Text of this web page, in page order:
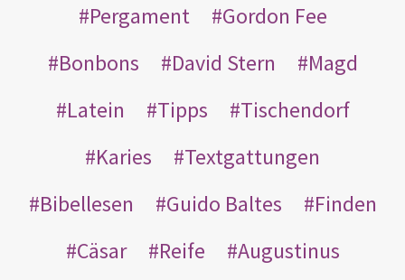
Pergament
Gordon Fee
Bonbons
David Stern
Magd
Latein
Tipps
Tischendorf
Karies
Textgattungen
Bibellesen
Guido Baltes
Finden
Cäsar
Reife
Augustinus